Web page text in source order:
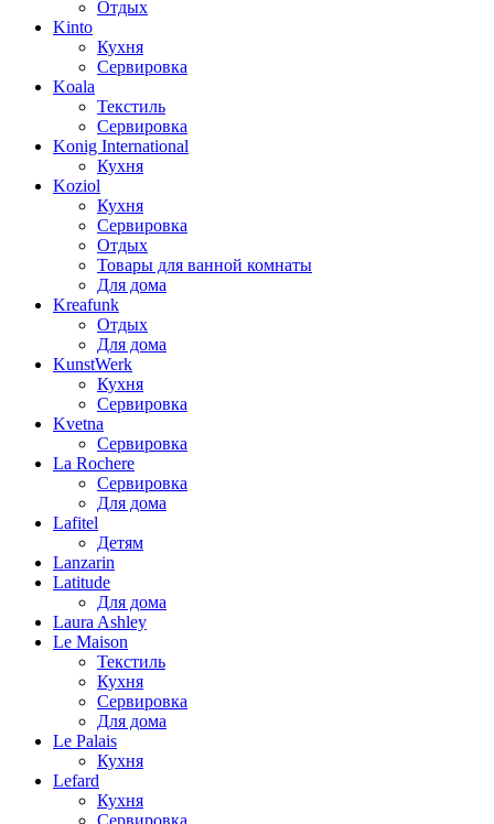
Отдых
Kinto
Кухня
Сервировка
Koala
Текстиль
Сервировка
Konig International
Кухня
Koziol
Кухня
Сервировка
Отдых
Товары для ванной комнаты
Для дома
Kreafunk
Отдых
Для дома
KunstWerk
Кухня
Сервировка
Kvetna
Сервировка
La Rochere
Сервировка
Для дома
Lafitel
Детям
Lanzarin
Latitude
Для дома
Laura Ashley
Le Maison
Текстиль
Кухня
Сервировка
Для дома
Le Palais
Кухня
Lefard
Кухня